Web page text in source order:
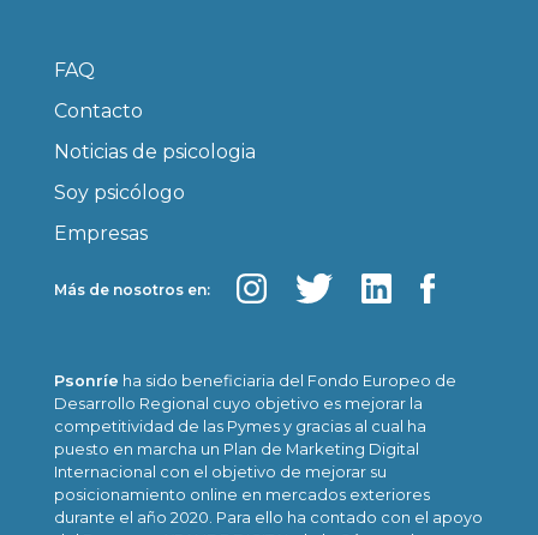
FAQ
Contacto
Noticias de psicologia
Soy psicólogo
Empresas
Más de nosotros en:
Psonríe ha sido beneficiaria del Fondo Europeo de
Desarrollo Regional cuyo objetivo es mejorar la
competitividad de las Pymes y gracias al cual ha
puesto en marcha un Plan de Marketing Digital
Internacional con el objetivo de mejorar su
posicionamiento online en mercados exteriores
durante el año 2020. Para ello ha contado con el apoyo